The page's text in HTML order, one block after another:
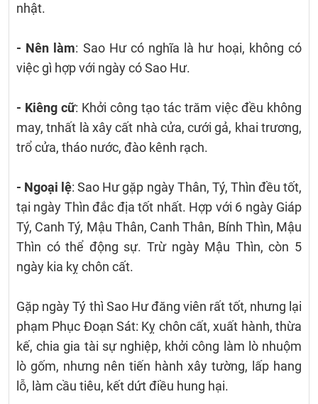
nhật.
- Nên làm: Sao Hư có nghĩa là hư hoại, không có
việc gì hợp với ngày có Sao Hư.
- Kiêng cữ: Khởi công tạo tác trăm việc đều không
may, tnhất là xây cất nhà cửa, cưới gả, khai trương,
trổ cửa, tháo nước, đào kênh rạch.
- Ngoại lệ: Sao Hư gặp ngày Thân, Tý, Thìn đều tốt,
tại ngày Thìn đắc địa tốt nhất. Hợp với 6 ngày Giáp
Tý, Canh Tý, Mậu Thân, Canh Thân, Bính Thìn, Mậu
Thìn có thể động sự. Trừ ngày Mậu Thìn, còn 5
ngày kia kỵ chôn cất.
Gặp ngày Tý thì Sao Hư đăng viên rất tốt, nhưng lại
phạm Phục Đoạn Sát: Kỵ chôn cất, xuất hành, thừa
kế, chia gia tài sự nghiệp, khởi công làm lò nhuộm
lò gốm, nhưng nên tiến hành xây tường, lấp hang
lỗ, làm cầu tiêu, kết dứt điều hung hại.